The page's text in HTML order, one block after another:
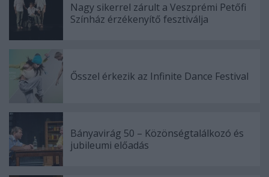
Nagy sikerrel zárult a Veszprémi Petőfi
Színház érzékenyítő fesztiválja
Ősszel érkezik az Infinite Dance Festival
Bányavirág 50 – Közönségtalálkozó és
jubileumi előadás